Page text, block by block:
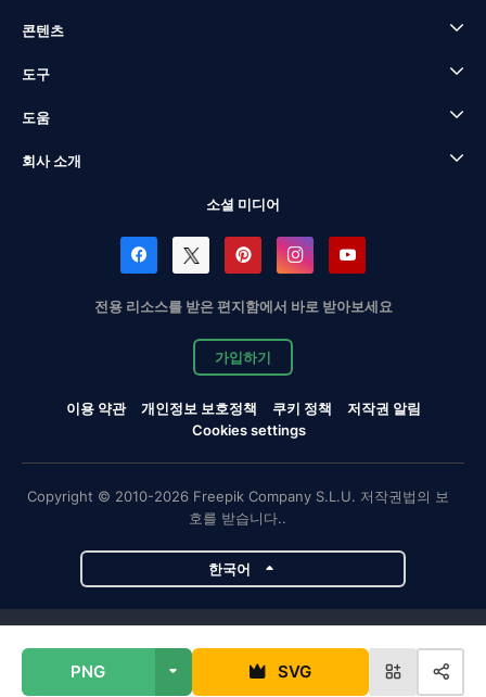
PNG SVG
콘텐츠
도구
도움
회사 소개
소셜 미디어
전용 리소스를 받은 편지함에서 바로 받아보세요
가입하기
이용 약관 개인정보 보호정책 쿠키 정책
저작권 알림
Cookies settings
Copyright © 2010-2026 Freepik Company S.L.U. 저작권법의 보
호를 받습니다..
한국어